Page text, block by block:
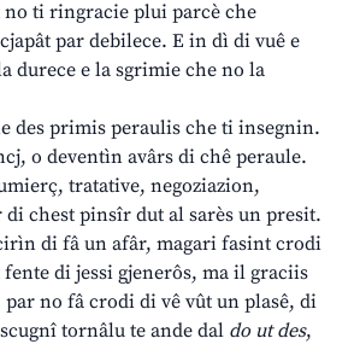
no ti ringracie plui parcè che
par debilece. E in dì di vuê e
durece e la sgrimie che no la
des primis peraulis che ti insegnin.
o deventìn avârs di chê peraule.
tratative, negoziazion,
di chest pinsîr dut al sarès un presit.
di fâ un afâr, magari fasint crodi
di jessi gjenerôs, ma il graciis
no fâ crodi di vê vût un plasê, di
tornâlu te ande dal do ut des,